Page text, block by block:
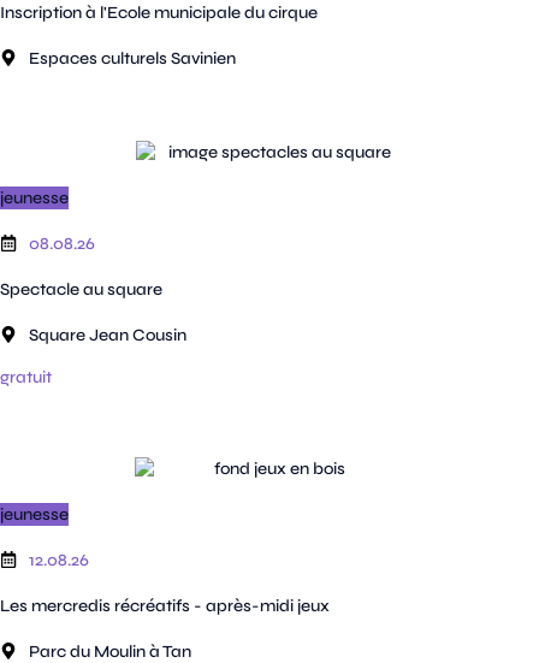
Inscription à l'Ecole municipale du cirque
Espaces culturels Savinien
jeunesse
08.08.26
Spectacle au square
Square Jean Cousin
gratuit
jeunesse
12.08.26
Les mercredis récréatifs - après-midi jeux
Parc du Moulin à Tan